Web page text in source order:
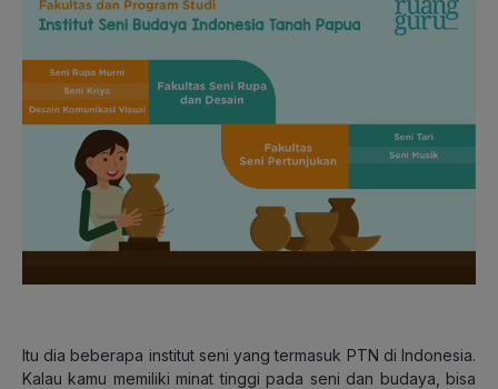
Itu dia beberapa institut seni yang termasuk PTN di Indonesia.
Kalau kamu memiliki minat tinggi pada seni dan budaya, bisa